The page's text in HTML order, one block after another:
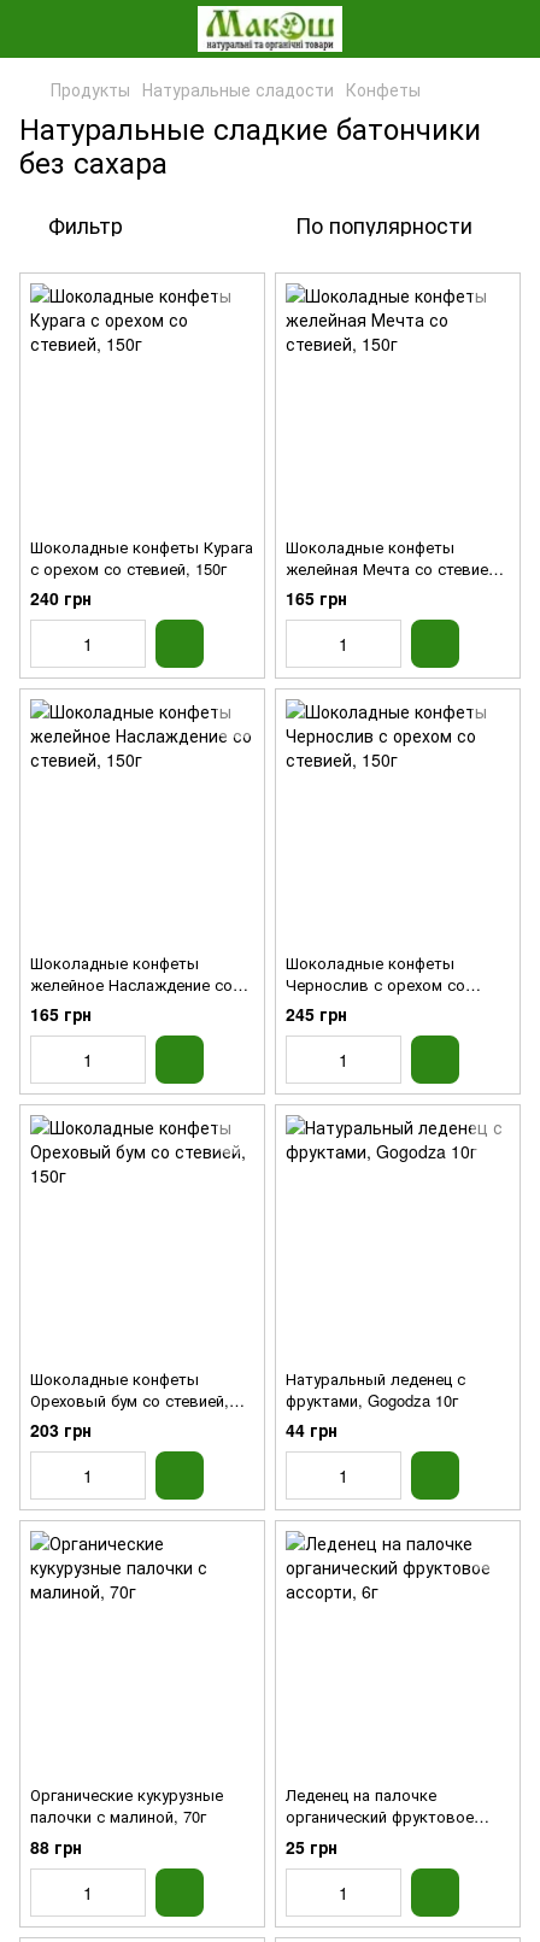
Продукты Натуральные сладости Конфеты
Натуральные сладкие батончики
без сахара
Фильтр По популярности
Шоколадные конфеты Курага
с орехом со стевией, 150г
240 грн
Шоколадные конфеты
желейная Мечта со стевией,
150г
165 грн
Шоколадные конфеты
желейное Наслаждение со
стевией, 150г
165 грн
Шоколадные конфеты
Чернослив с орехом со
стевией, 150г
245 грн
Шоколадные конфеты
Ореховый бум со стевией,
150г
203 грн
Натуральный леденец с
фруктами, Gogodza 10г
44 грн
Органические кукурузные
палочки с малиной, 70г
88 грн
Леденец на палочке
органический фруктовое
ассорти, 6г
25 грн